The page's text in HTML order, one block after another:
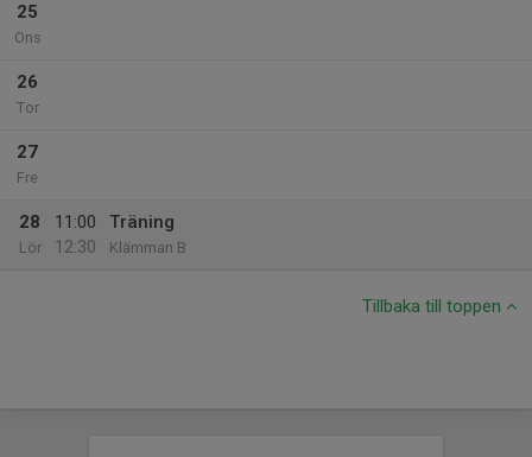
25
Ons
26
Tor
27
Fre
28
Lör
11:00
12:30
Träning
Klämman B
Tillbaka till toppen